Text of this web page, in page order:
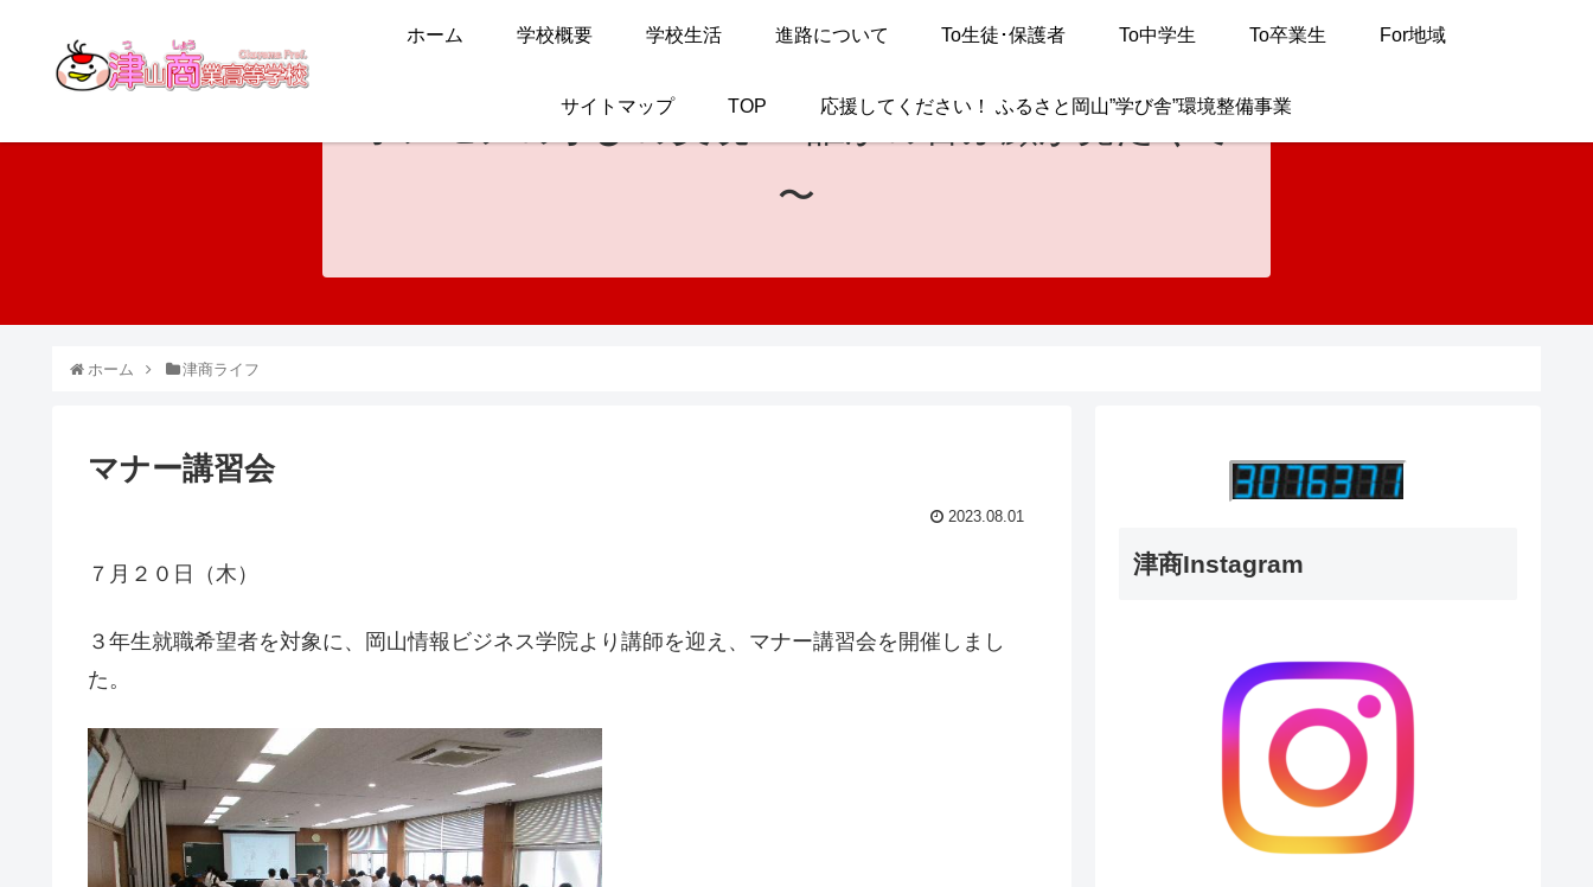
ホーム 学校概要 学校生活 進路について To生徒･保護者 To中学生 To卒業生 For地域
サイトマップ TOP 応援してください！ ふるさと岡山”学び舎”環境整備事業
ホンモノの学びの実現
〜 誰かの喜ぶ顔が見たくて
〜
ホーム 津商ライフ
マナー講習会
2023.08.01
７月２０日（木）
３年生就職希望者を対象に、岡山情報ビジネス学院より講師を迎え、マナー講習会を開催しまし
た。
津商Instagram